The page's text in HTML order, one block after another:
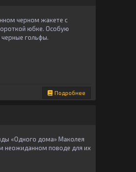
черном жакете с
юбке. Особую
черные гольфы.
Подробнее
«Одного дома» Маколея
неожиданном поводе для их